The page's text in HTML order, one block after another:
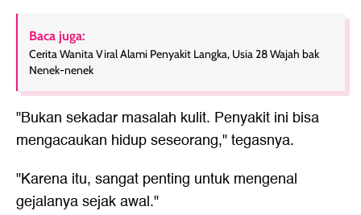
Baca juga:
Cerita Wanita Viral Alami Penyakit Langka, Usia 28 Wajah bak
Nenek-nenek
"Bukan sekadar masalah kulit. Penyakit ini bisa
mengacaukan hidup seseorang," tegasnya.
"Karena itu, sangat penting untuk mengenal
gejalanya sejak awal."